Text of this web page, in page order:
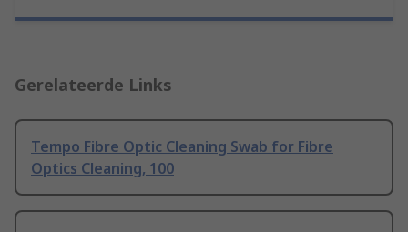
Gerelateerde Links
Tempo Fibre Optic Cleaning Swab for Fibre
Optics Cleaning, 100